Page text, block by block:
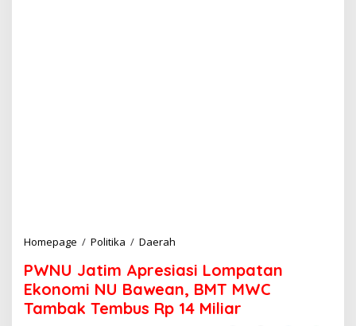
Homepage / Politika / Daerah
N
U
J
PWNU Jatim Apresiasi Lompatan
Ekonomi NU Bawean, BMT MWC
Tambak Tembus Rp 14 Miliar